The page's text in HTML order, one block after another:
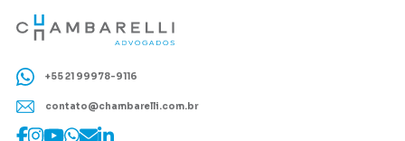
+55 21 99978-9116
contato@chambarelli.com.br